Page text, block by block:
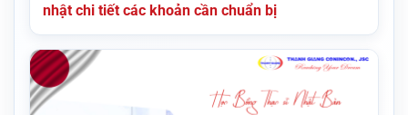
nhật chi tiết các khoản cần chuẩn bị